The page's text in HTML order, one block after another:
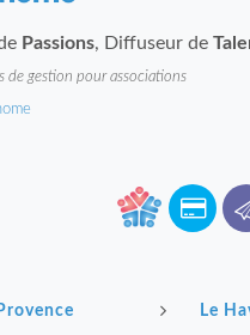
Passions, Diffuseur de
de gestion pour associations
Le